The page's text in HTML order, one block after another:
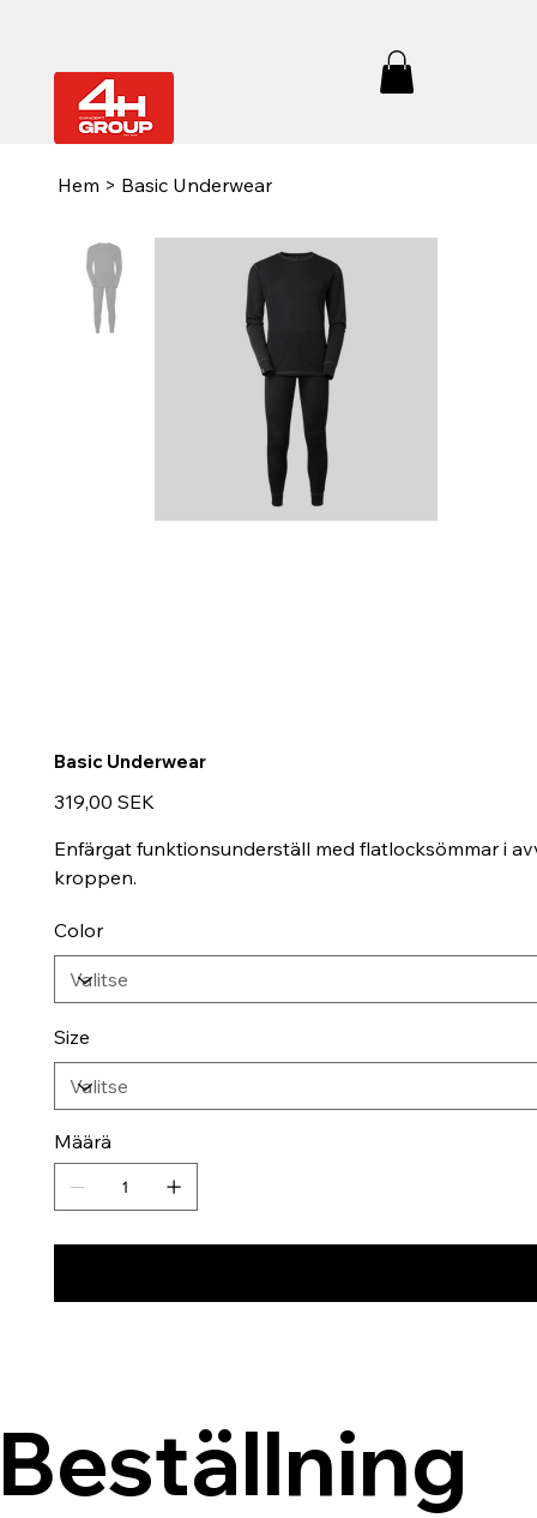
Hem > Basic Underwear
Basic Underwear
Hinta
319,00 SEK
Enfärgat funktionsunderställ med flatlocksömmar i
kroppen.
Color
Size
Määrä